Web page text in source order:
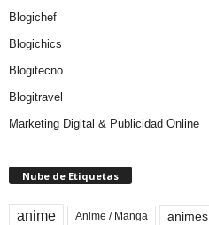
Blogichef
Blogichics
Blogitecno
Blogitravel
Marketing Digital & Publicidad Online
Nube de Etiquetas
anime Anime / Manga animes